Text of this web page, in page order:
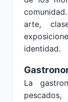
arte,
identidad.
La